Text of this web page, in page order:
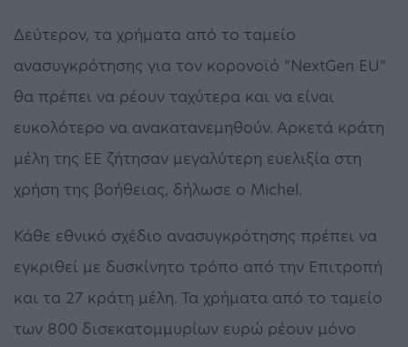
Δεύτερον, τα χρήματα από το ταμείο
ανασυγκρότησης για τον κορονοϊό “NextGen EU”
θα πρέπει να ρέουν ταχύτερα και να είναι
ευκολότερο να ανακατανεμηθούν. Αρκετά κράτη
μέλη της ΕΕ ζήτησαν μεγαλύτερη ευελιξία στη
χρήση της βοήθειας, δήλωσε ο Michel.
Κάθε εθνικό σχέδιο ανασυγκρότησης πρέπει να
εγκριθεί με δυσκίνητο τρόπο από την Επιτροπή
και τα 27 κράτη μέλη. Τα χρήματα από το ταμείο
των 800 δισεκατομμυρίων ευρώ ρέουν μόνο